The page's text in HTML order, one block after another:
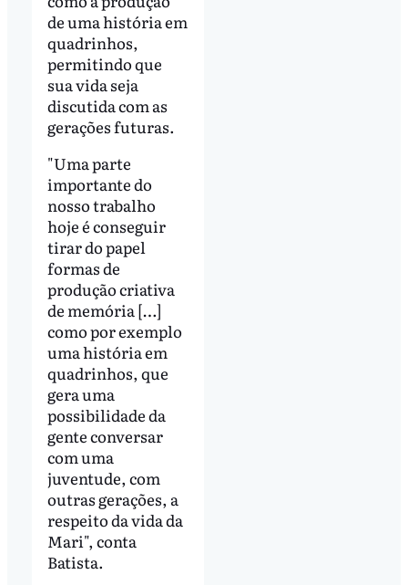
de uma história em
quadrinhos,
permitindo que
sua vida seja
discutida com as
gerações futuras.
"Uma parte
importante do
nosso trabalho
hoje é conseguir
tirar do papel
formas de
produção criativa
de memória […]
como por exemplo
uma história em
quadrinhos, que
gera uma
possibilidade da
gente conversar
com uma
juventude, com
outras gerações, a
respeito da vida da
Mari", conta
Batista.